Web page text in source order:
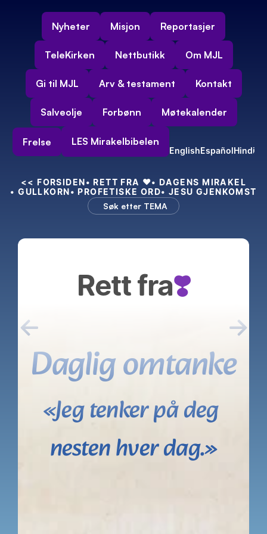
Nyheter Misjon Reportasjer
TeleKirken Nettbutikk Om MJL
Gi til MJL Arv & testament Kontakt
Salveolje Forbønn Møtekalender
Frelse LES Mirakelbibelen
EnglishEspañolHindi
<< FORSIDEN• RETT FRA ❤️• DAGENS MIRAKEL
• GULLKORN• PROFETISKE ORD• JESU GJENKOMST
Søk etter TEMA
Rett fra❣️
← →
Daglig omtanke
«Jeg tenker på deg
nesten hver dag.»